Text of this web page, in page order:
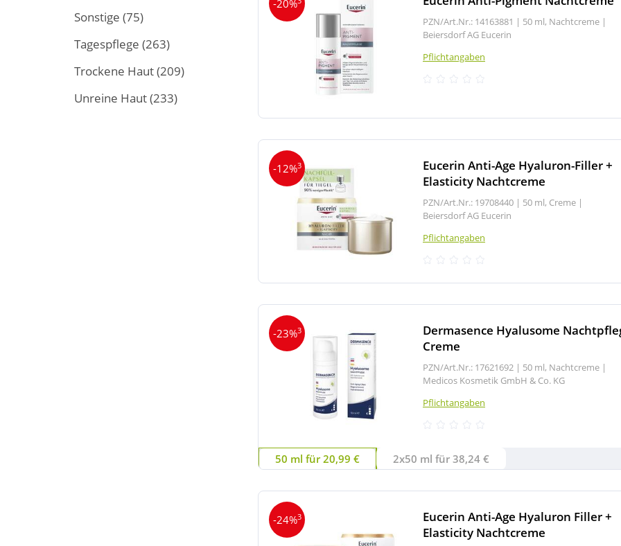
Sonstige (75)
Tagespflege (263)
Trockene Haut(209)
Unreine Haut(233)
-20%
PZN/Art.Nr.: 14163881 | 50 ml, Nachtcreme |
Beiersdorf AG Eucerin
Pflichtangaben
-12%3
Eucerin Anti-Age Hyaluron-Filler +
Elasticity Nachtcreme
PZN/Art.Nr.: 19708440 | 50 ml, Creme |
Beiersdorf AG Eucerin
Pflichtangaben
-23%3
Dermasence Hyalusome
Creme
PZN/Art.Nr.: 17621692 | 50 ml, Nachtcreme |
Medicos Kosmetik GmbH & Co. KG
Pflichtangaben
50 ml für 20,99 € 2x50 ml für 38,24 €
-24%3
Eucerin Anti-Age Hyaluron Filler +
Elasticity Nachtcreme